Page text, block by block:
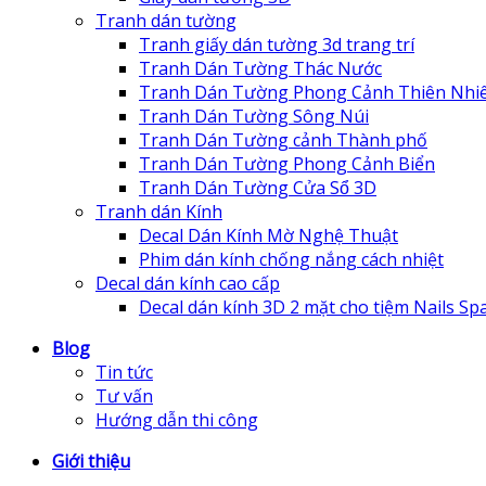
Tranh dán tường
Tranh giấy dán tường 3d trang trí
Tranh Dán Tường Thác Nước
Tranh Dán Tường Phong Cảnh Thiên
Tranh Dán Tường Sông Núi
Tranh Dán Tường cảnh Thành phố
Tranh Dán Tường Phong Cảnh Biển
Tranh Dán Tường Cửa Sổ 3D
Tranh dán Kính
Decal Dán Kính Mờ Nghệ Thuật
Phim dán kính chống nắng cách nhiệt
Decal dán kính cao cấp
Decal dán kính 3D 2 mặt cho tiệm Nails
Blog
Tin tức
Tư vấn
Hướng dẫn thi công
Giới thiệu